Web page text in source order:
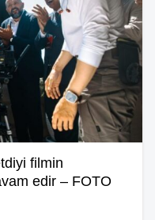
filmin
edir – FOTO